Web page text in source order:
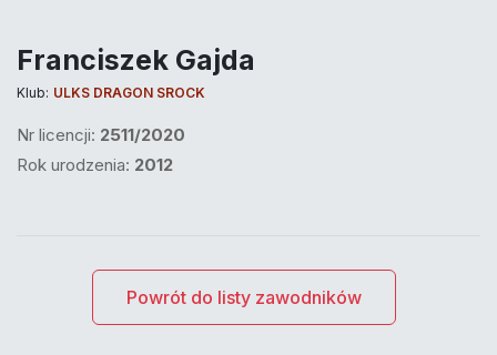
Franciszek Gajda
Klub: ULKS DRAGON SROCK
Nr licencji: 2511/2020
Rok urodzenia: 2012
Powrót do listy zawodników